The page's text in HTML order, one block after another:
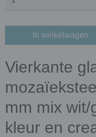
In winkelwagen
Vierkante
mm mix wit/
kleur en